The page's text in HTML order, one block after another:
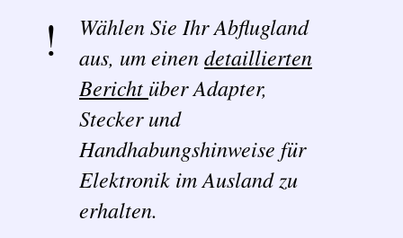
Wählen Sie Ihr Abflugland
aus, um einendetaillierten
Bericht über Adapter,
Stecker und
Handhabungshinweise für
Elektronik im Ausland zu
erhalten.